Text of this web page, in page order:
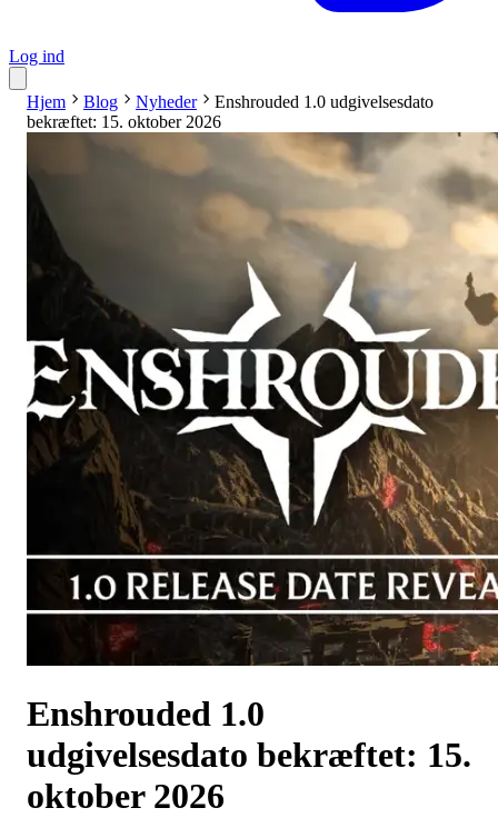
Log ind
Hjem Blog Nyheder
Enshrouded 1.0 udgivelsesdato
bekræftet: 15. oktober 2026
Enshrouded 1.0
udgivelsesdato bekræftet: 15.
oktober 2026